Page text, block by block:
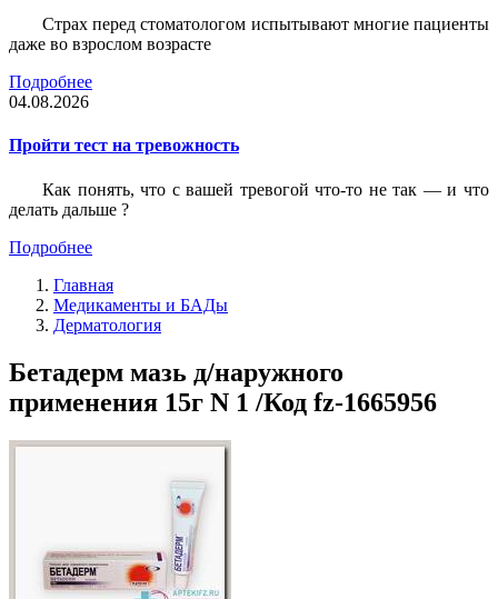
Страх перед стоматологом испытывают многие пациенты
даже во взрослом возрасте
Подробнее
04.08.2026
Пройти тест на тревожность
Как понять, что с вашей тревогой что-то не так — и что
делать дальше ?
Подробнее
Главная
Медикаменты и БАДы
Дерматология
Бетадерм мазь д/наружного
применения 15г N 1 /Код fz-1665956